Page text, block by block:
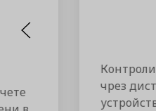
Контролирайте
чрез дистанционна
устройства Дейзи от